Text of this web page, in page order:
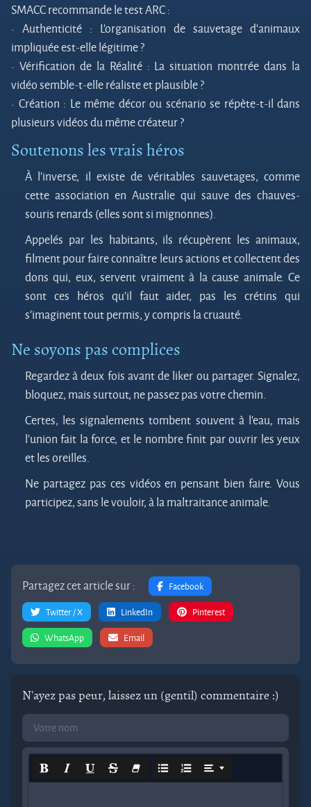
SMACC recommande le test ARC :
• Authenticité : L’organisation de sauvetage d’animaux
impliquée est-elle légitime ?
• Vérification de la Réalité : La situation montrée dans la
vidéo semble-t-elle réaliste et plausible ?
• Création : Le même décor ou scénario se répète-t-il dans
plusieurs vidéos du même créateur ?
Soutenons les vrais héros
À l’inverse, il existe de véritables sauvetages, comme
cette association en Australie qui sauve des chauves-
souris renards (elles sont si mignonnes).
Appelés par les habitants, ils récupèrent les animaux,
filment pour faire connaître leurs actions et collectent des
dons qui, eux, servent vraiment à la cause animale. Ce
sont ces héros qu’il faut aider, pas les crétins qui
s’imaginent tout permis, y compris la cruauté.
Ne soyons pas complices
Regardez à deux fois avant de liker ou partager. Signalez,
bloquez, mais surtout, ne passez pas votre chemin.
Certes, les signalements tombent souvent à l’eau, mais
l’union fait la force, et le nombre finit par ouvrir les yeux
et les oreilles.
Ne partagez pas ces vidéos en pensant bien faire. Vous
participez, sans le vouloir, à la maltraitance animale.
Partagez cet article sur : Facebook
Twitter / X LinkedIn Pinterest
WhatsApp Email
N'ayez pas peur, laissez un (gentil) commentaire :)